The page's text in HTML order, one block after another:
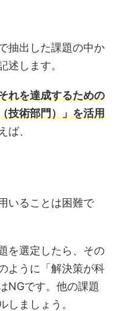
抽出した課題の中か
述します。
れを達成するための
技術部門）」を活用
ば、
いることは困難で
を選定したら、その
ように「解決策が科
NGです。他の課題
しましょう。